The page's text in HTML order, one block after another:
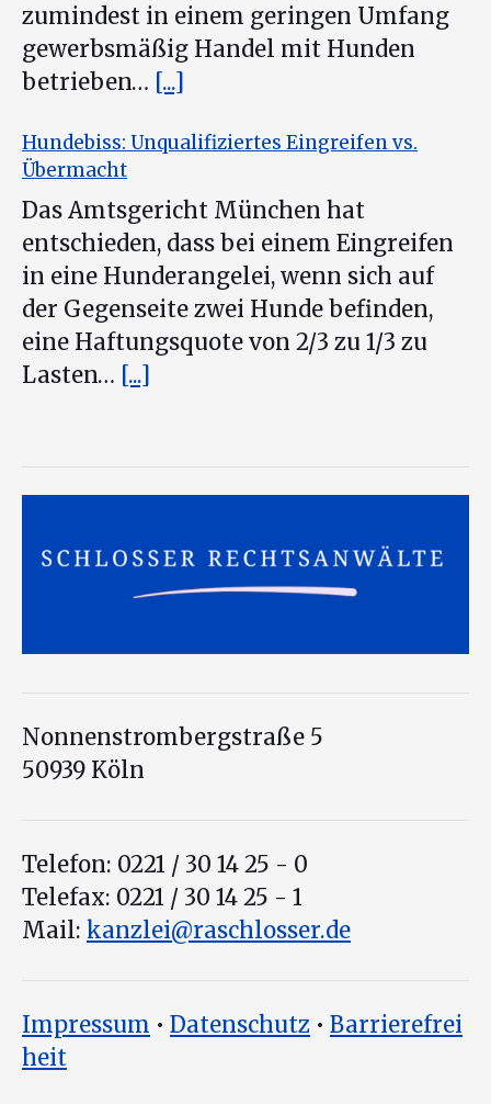
zumindest in einem geringen Umfang
gewerbsmäßig Handel mit Hunden
betrieben… [...]
Hundebiss: Unqualifiziertes Eingreifen vs.
Übermacht
Das Amtsgericht München hat
entschieden, dass bei einem Eingreifen
in eine Hunderangelei, wenn sich auf
der Gegenseite zwei Hunde befinden,
eine Haftungsquote von 2/3 zu 1/3 zu
Lasten… [...]
Nonnenstrombergstraße 5
50939 Köln
Telefon: 0221 / 30 14 25 - 0
Telefax: 0221 / 30 14 25 - 1
Mail: kanzlei@raschlosser.de
Impressum • Datenschutz • Barrierefrei
heit